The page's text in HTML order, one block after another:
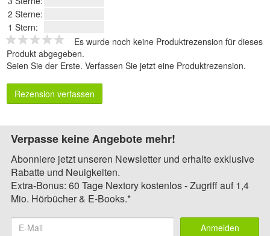
2 Sterne:
1 Stern:
Es wurde noch keine Produktrezension für dieses
Produkt abgegeben.
Seien Sie der Erste. Verfassen Sie jetzt eine Produktrezension.
Rezension verfassen
Verpasse keine Angebote mehr!
Abonniere jetzt unseren Newsletter und erhalte exklusive
Rabatte und Neuigkeiten.
Extra-Bonus: 60 Tage Nextory kostenlos - Zugriff auf 1,4
Mio. Hörbücher & E-Books.*
Anmelden